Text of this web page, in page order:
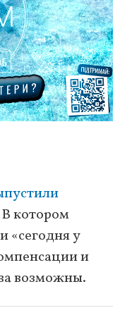
котором
«сегодня у
и
возможны.